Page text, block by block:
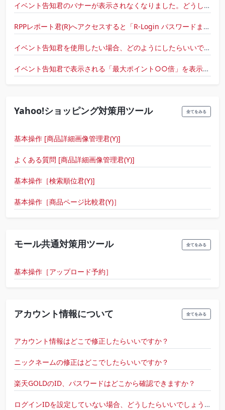
イベント告知君のバナーが表示されなくなりました。どうしたらいいですか？
RPPレポート君(R)へアクセスすると「R-Login パスワードまたは楽天会員パスワードが違います。」と表示されました。どうしたらいいですか？
イベント告知君を使用したい場合、どのようにしたらいいでしょうか？
イベント告知君で表示される「最大ポイント○○倍」を表示させないことは可能ですか？
Yahoo!ショッピング対策用ツール 全てをみる
基本操作 [商品詳細画像管理君(Y)]
よくある質問 [商品詳細画像管理君(Y)]
基本操作［検索順位君(Y)]
基本操作［商品ページ比較君(Y)］
モール共通対策用ツール 全てをみる
基本操作［アップロード予約］
アカウント情報について 全てをみる
アカウント情報はどこで修正したらいいですか？
ニックネームの修正はどこでしたらいいですか？
楽天GOLDのID、パスワードはどこから確認できますか？
ログインIDを設定していない場合、どうしたらいいでしょうか？